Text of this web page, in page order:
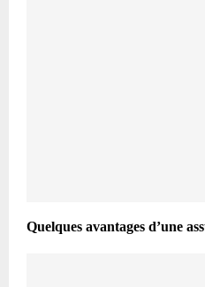
Quelques avantages d’une